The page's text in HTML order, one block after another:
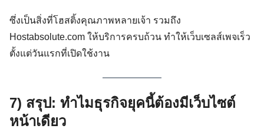
ซึ่งเป็นสิ่งที่โฮสติ้งคุณภาพหลายเจ้า รวมถึง
Hostabsolute.com ให้บริการครบถ้วน ทำให้เว็บเซลส์เพจเร็ว
ตั้งแต่วันแรกที่เปิดใช้งาน
7) สรุป: ทำไมธุรกิจยุคนี้ต้องมีเว็บไซต์
หน้าเดียว